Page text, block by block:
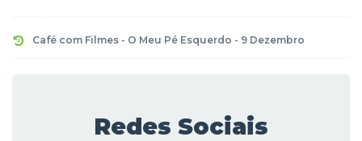
Café com Filmes - O Meu Pé Esquerdo - 9 Dezembro
Redes Sociais